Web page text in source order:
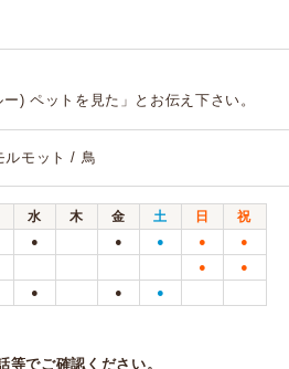
) ペットを見た」とお伝え下さい。
モット / 鳥
水 木 金 土 日
祝
● ● ● ● ●
● ●
● ● ●
でご確認ください。